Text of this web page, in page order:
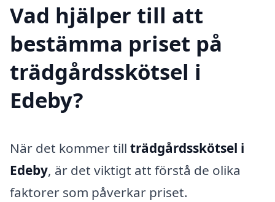
Vad hjälper till att
bestämma priset på
trädgårdsskötsel i
Edeby?
När det kommer till trädgårdsskötsel i
Edeby, är det viktigt att förstå de olika
faktorer som påverkar priset.